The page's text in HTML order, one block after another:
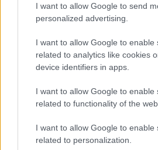
I want to allow Google to send
personalized advertising.
I want to allow Google to enable
related to analytics like cookies
device identifiers in apps.
I want to allow Google to enable
related to functionality of the
I want to allow Google to enable
related to personalization.
2022. november 3. 13:01
Harari: A Biblia, amit Orbán